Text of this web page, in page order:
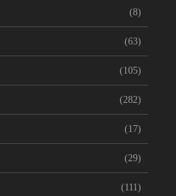
(8)
(63)
(105)
(282)
(17)
(29)
(111)